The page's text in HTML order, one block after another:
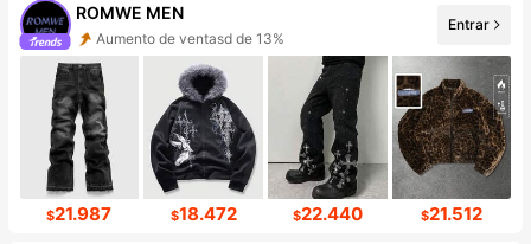
ROMWE MEN
Aumento de ventasd de 13%
665K seguidores
Entrar
$21.987 $18.472 $22.440 $21.512